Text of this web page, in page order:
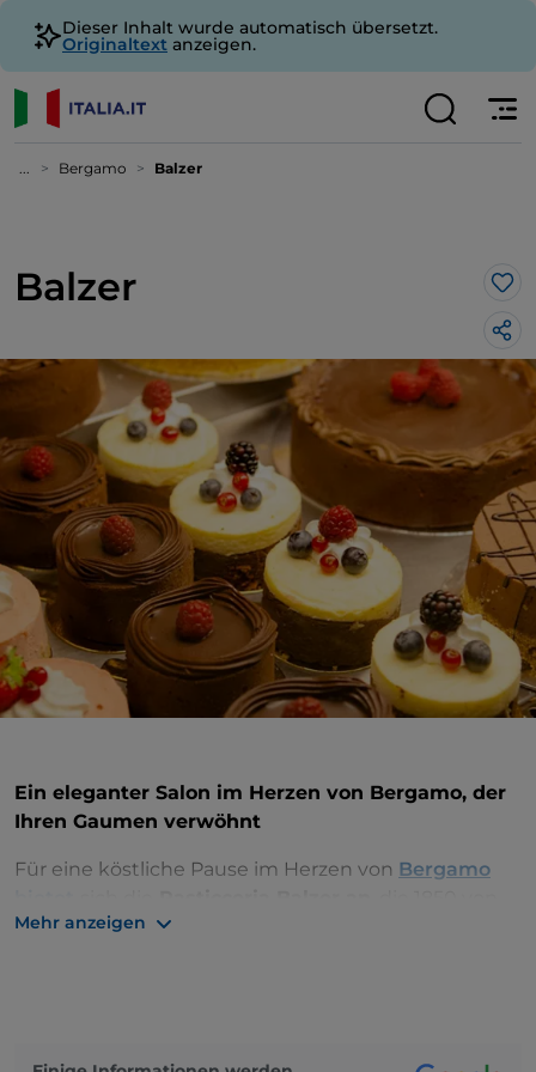
Dieser Inhalt wurde automatisch übersetzt.
Originaltext anzeigen.
... Bergamo Balzer
Balzer
Ein eleganter Salon im Herzen von Bergamo, der
Ihren Gaumen verwöhnt
Für eine köstliche Pause im Herzen von Bergamo
der Familie Balzer in Palazzolo sull'Oglio südlich des
diese elegante handwerkliche Konditorei kaum
Mehr anzeigen